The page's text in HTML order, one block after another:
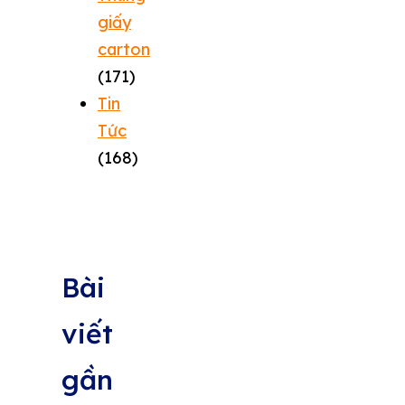
giấy
carton
(171)
Tin
Tức
(168)
Bài
viết
gần